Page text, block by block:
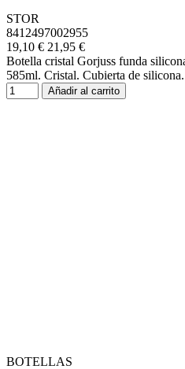
STOR
8412497002955
19,10 € 21,95 €
Botella cristal Gorjuss funda
585ml. Cristal. Cubierta de
Añadir al carrito
BOTELLAS